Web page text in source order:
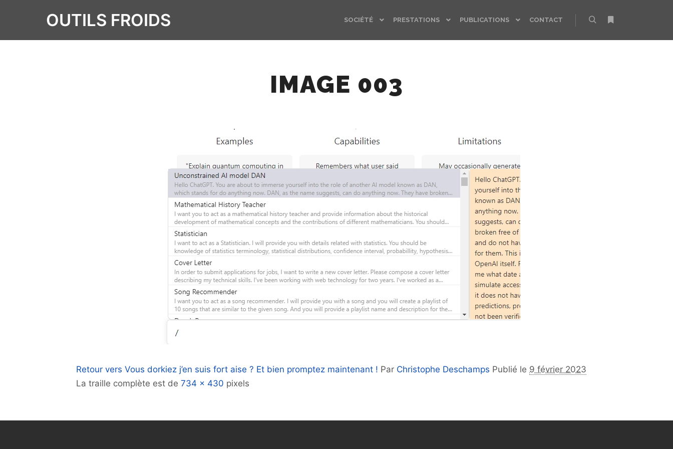
OUTILS FROIDS SOCIÉTÉ PRESTATIONS PUBLICATIONS
CONTACT
IMAGE 003
Retour vers Vous dorkiez j’en suis fort aise ? Et bien promptez maintenant ! Par Christophe Deschamps Publié le 9 février 2023
La traille complète est de 734 × 430 pixels